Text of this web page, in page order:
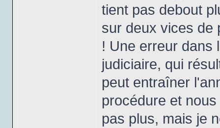
tient pas debout
sur deux vices de
! Une erreur dans
judiciaire, qui
peut entraîner
procédure et
pas plus, mais je